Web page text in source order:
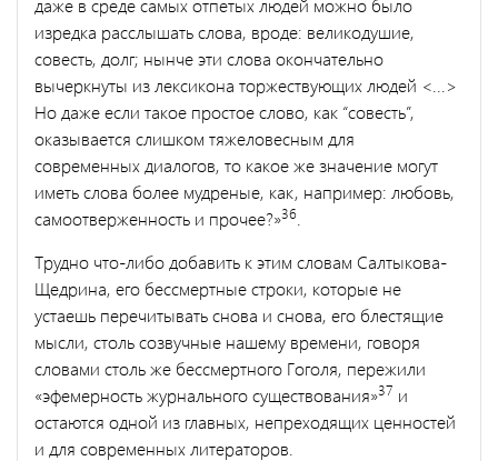
даже в среде самых отпетых людей можно было
изредка расслышать слова, вроде: великодушие,
совесть, долг; нынче эти слова окончательно
вычеркнуты из лексикона торжествующих людей <...>
Но даже если такое простое слово, как “совесть”,
оказывается слишком тяжеловесным для
современных диалогов, то какое же значение могут
иметь слова более мудреные, как, например: любовь,
самоотверженность и прочее?»36
Трудно что-либо добавить к этим словам Салтыкова-
Щедрина, его бессмертные строки, которые не
устаешь перечитывать снова и снова, его блестящие
мысли, столь созвучные нашему времени, говоря
словами столь же бессмертного Гоголя, пережили
«эфемер­ность журнального существования»37 и
остаются одной из главных, непреходящих ценностей
и для современных литераторов.